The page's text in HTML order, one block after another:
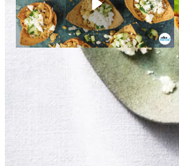
1bosuitje
witte kaas
Vegetarische taco-hapjes met 'gehakt'
min.